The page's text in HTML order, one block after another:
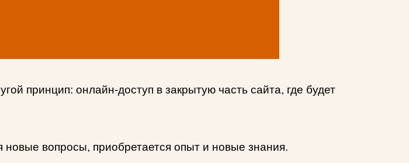
принцип: онлайн-доступ в закрытую часть сайта, где будет
новые вопросы, приобретается опыт и новые знания.